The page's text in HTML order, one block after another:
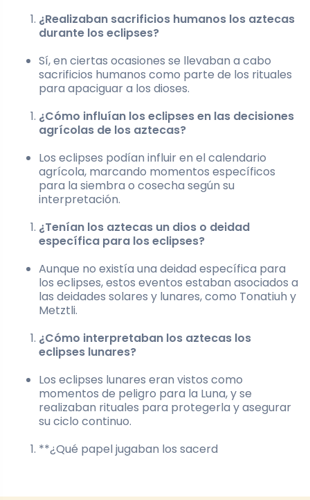
¿Realizaban sacrificios humanos los aztecas
durante los eclipses?
Sí, en ciertas ocasiones se llevaban a cabo
sacrificios humanos como parte de los rituales
para apaciguar a los dioses.
¿Cómo influían los eclipses en las decisiones
agrícolas de los aztecas?
Los eclipses podían influir en el calendario
agrícola, marcando momentos específicos
para la siembra o cosecha según su
interpretación.
¿Tenían los aztecas un dios o deidad
específica para los eclipses?
Aunque no existía una deidad específica para
los eclipses, estos eventos estaban asociados a
las deidades solares y lunares, como Tonatiuh y
Metztli.
¿Cómo interpretaban los aztecas los
eclipses lunares?
Los eclipses lunares eran vistos como
momentos de peligro para la Luna, y se
realizaban rituales para protegerla y asegurar
su ciclo continuo.
**¿Qué papel jugaban los sacerd